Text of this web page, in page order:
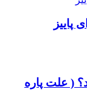
پاییز
( علت پاره